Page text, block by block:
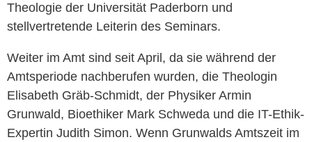
Theologie der Universität Paderborn und
stellvertretende Leiterin des Seminars.
Weiter im Amt sind seit April, da sie während der
Amtsperiode nachberufen wurden, die Theologin
Elisabeth Gräb-Schmidt, der Physiker Armin
Grunwald, Bioethiker Mark Schweda und die IT-Ethik-
Expertin Judith Simon. Wenn Grunwalds Amtszeit im